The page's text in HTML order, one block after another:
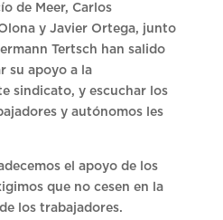
de Meer, Carlos
y Javier Ortega, junto
Tertsch han salido
su apoyo a la
sindicato, y escuchar los
y autónomos les
el apoyo de los
que no cesen en la
los trabajadores.